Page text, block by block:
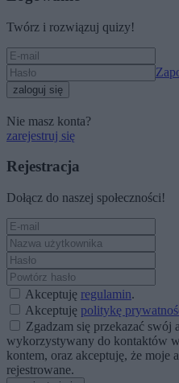
Twórz i rozwiązuj quizy!
zaloguj się
Nie masz konta?
zarejestruj się
Rejestracja
Dołącz do naszej społeczności!
Akceptuję regulamin.
Akceptuję politykę
Zgadzam się przekazać swój
wykorzystywany do kontaktów
kontem, oraz akceptuję, że moje
rejestrowane.